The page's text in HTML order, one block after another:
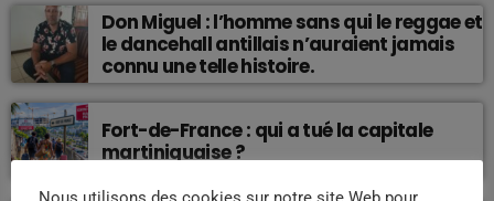
Don Miguel : l’homme sans qui le reggae et
le dancehall antillais n’auraient jamais
connu une telle histoire.
Fort-de-France : qui a tué la capitale
martiniquaise ?